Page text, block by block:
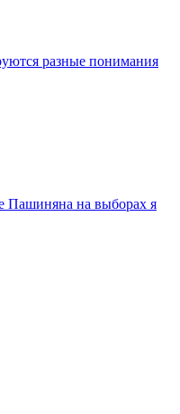
разные понимания
Пашиняна на выборах я